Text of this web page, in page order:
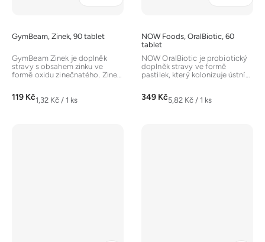
GymBeam, Zinek, 90 tablet
119 KčMěrná
1,32 Kč / 1 ks
GymBeam Zinek je doplněk
stravy s obsahem zinku ve
formě oxidu zinečnatého. Zinek
NOW Foods, OralBiotic, 60
tablet
349 KčMěrná
5,82 Kč / 1 ks
NOW OralBiotic je probiotický
doplněk stravy ve formě
pastilek, který kolonizuje ústní